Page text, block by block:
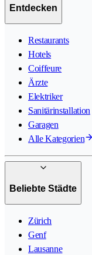
Entdecken
Restaurants
Hotels
Coiffeure
Ärzte
Elektriker
Sanitärinstallation
Garagen
Alle Kategorien
Beliebte Städte
Zürich
Genf
Lausanne